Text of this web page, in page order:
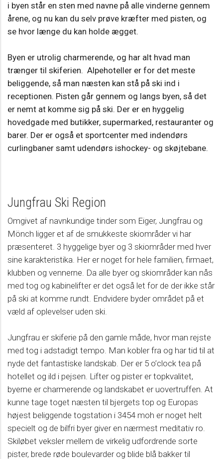
i byen står en sten med navne på alle vinderne gennem
årene, og nu kan du selv prøve kræfter med pisten, og
se hvor længe du kan holde ægget.
Byen er utrolig charmerende, og har alt hvad man
trænger til skiferien. Alpehoteller er for det meste
beliggende, så man næsten kan stå på ski ind i
receptionen. Pisten går gennem og langs byen, så det
er nemt at komme sig på ski. Der er en hyggelig
hovedgade med butikker, supermarked, restauranter og
barer. Der er også et sportcenter med indendørs
curlingbaner samt udendørs ishockey- og skøjtebane.
Jungfrau Ski Region
Omgivet af navnkundige tinder som Eiger, Jungfrau og
Mönch ligger et af de smukkeste skiområder vi har
præsenteret. 3 hyggelige byer og 3 skiområder med hver
sine karakteristika. Her er noget for hele familien, firmaet,
klubben og vennerne. Da alle byer og skiområder kan nås
med tog og kabinelifter er det også let for de der ikke står
på ski at komme rundt. Endvidere byder området på et
væld af oplevelser uden ski.
Jungfrau er skiferie på den gamle måde, hvor man rejste
med tog i adstadigt tempo. Man kobler fra og har tid til at
nyde det fantastiske landskab. Der er 5 o’clock tea på
hotellet og ild i pejsen. Lifter og pister er topkvalitet,
byerne er charmerende og landskabet er uovertruffen. At
kunne tage toget næsten til bjergets top og Europas
højest beliggende togstation i 3454 moh er noget helt
specielt og de bilfri byer giver en nærmest meditativ ro.
Skiløbet veksler mellem de virkelig udfordrende sorte
pister, brede røde boulevarder og blide blå bakker til